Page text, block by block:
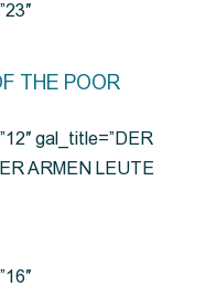
THE POOR
gal_title=”DER
ARMEN LEUTE